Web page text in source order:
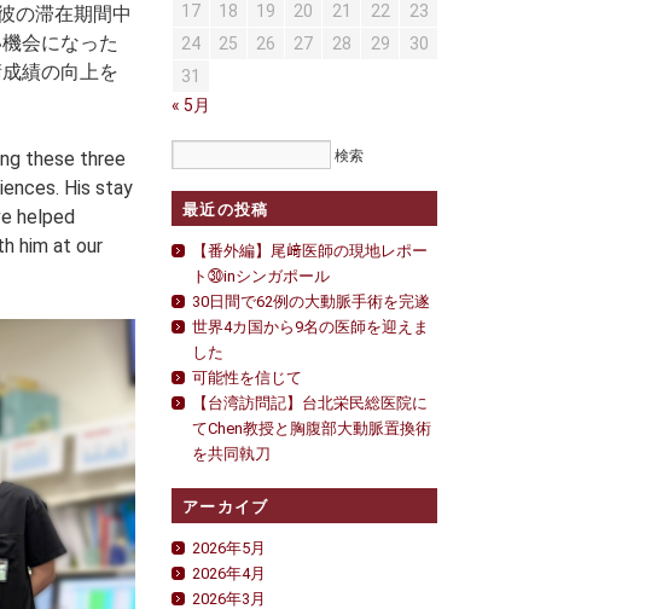
の滞在期間中
会になった
績の向上を
these three
His stay
helped
him at our
17
18 19 20 21 22
23
24
25 26 27 28 29
30
31
« 5月
最近の投稿
【番外編】尾﨑医師の現地レポー
ト㉚inシンガポール
30日間で62例の大動脈手術を完遂
世界4カ国から9名の医師を迎えま
した
可能性を信じて
【台湾訪問記】台北栄民総医院に
てChen教授と胸腹部大動脈置換術
を共同執刀
アーカイブ
2026年5月
2026年4月
2026年3月